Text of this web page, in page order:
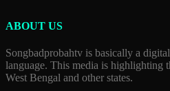
ABOUT US
Songbadprobahtv is basically a
language. This media is highlighting
West Bengal and other states.